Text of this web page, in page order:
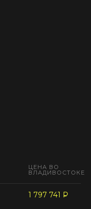
ЦЕНА ВО
ВЛАДИВОСТОКЕ
1 797 741 P
--